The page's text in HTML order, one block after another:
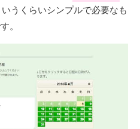
いうくらいシンプルで必要なも
。